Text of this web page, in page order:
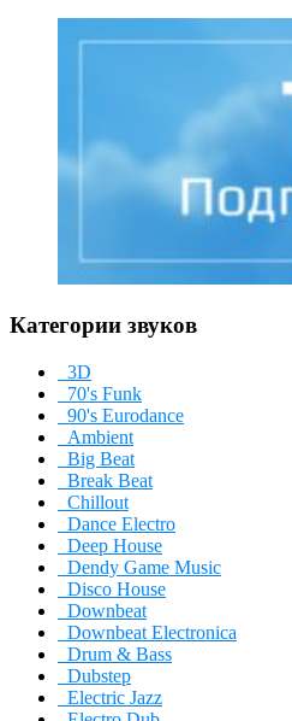
Категории звуков
3D
70's Funk
90's Eurodance
Ambient
Big Beat
Break Beat
Chillout
Dance Electro
Deep House
Dendy Game Music
Disco House
Downbeat
Downbeat Electronica
Drum & Bass
Dubstep
Electric Jazz